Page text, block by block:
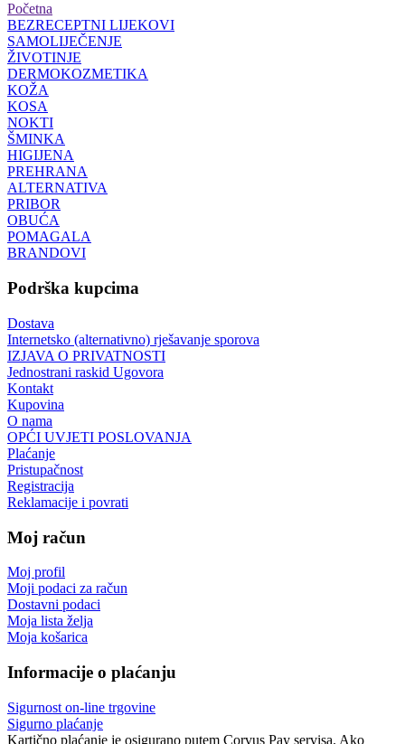
Početna
BEZRECEPTNI LIJEKOVI
SAMOLIJEČENJE
ŽIVOTINJE
DERMOKOZMETIKA
KOŽA
KOSA
NOKTI
ŠMINKA
HIGIJENA
PREHRANA
ALTERNATIVA
PRIBOR
OBUĆA
POMAGALA
BRANDOVI
Podrška kupcima
Dostava
Internetsko (alternativno) rješavanje sporova
IZJAVA O PRIVATNOSTI
Jednostrani raskid Ugovora
Kontakt
Kupovina
O nama
OPĆI UVJETI POSLOVANJA
Plaćanje
Pristupačnost
Registracija
Reklamacije i povrati
Moj račun
Moj profil
Moji podaci za račun
Dostavni podaci
Moja lista želja
Moja košarica
Informacije o plaćanju
Sigurnost on-line trgovine
Sigurno plaćanje
Kartično plaćanje je osigurano putem Corvus Pay servisa. Ako